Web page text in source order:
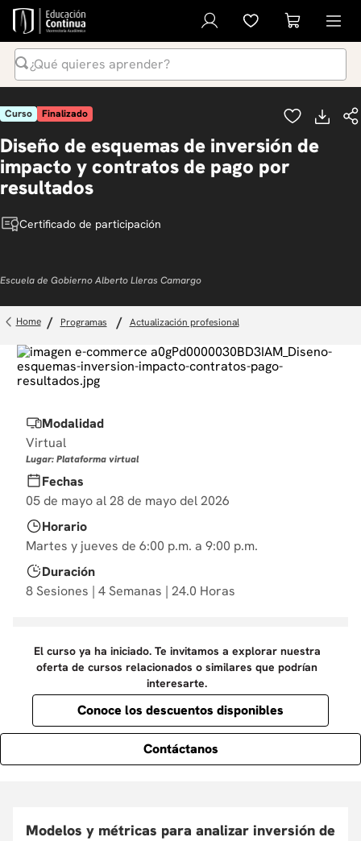
¿Qué quieres aprender?
1.
inteligencia artificial
2.
ia
3.
diplomado
5.
global english program
7.
diseño
8.
música
9.
10. derecho
Curso Finalizado
Diseño de esquemas de inversión de
impacto y contratos de pago por
resultados
Certificado de participación
Escuela de Gobierno Alberto Lleras Camargo
programas actualización profesional
Modalidad
Virtual
Lugar: Plataforma virtual
Fechas
05 de mayo al 28 de mayo del 2026
Horario
Martes y jueves de 6:00 p.m. a 9:00 p.m.
Duración
8 Sesiones | 4 Semanas | 24.0 Horas
El curso ya ha iniciado. Te invitamos a explorar nuestra
oferta de cursos relacionados o similares que podrían
interesarte.
Conoce los descuentos disponibles
Contáctanos
Modelos y métricas para analizar inversión de